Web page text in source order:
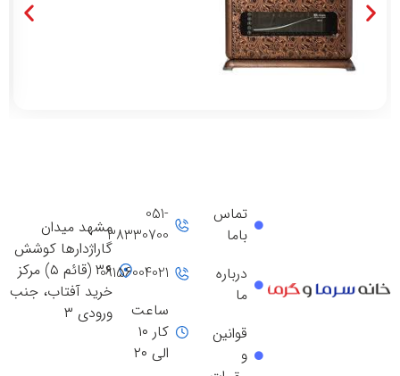
مشهد میدان
گاراژدارها کوشش
۳۶ (قائم ۵) مرکز
خرید آفتاب، جنب
ورودی ۳
051-
38330700
09156004021
ساعت
کار ۱۰
الی ۲۰
تماس
باما
درباره
ما
قوانین
و